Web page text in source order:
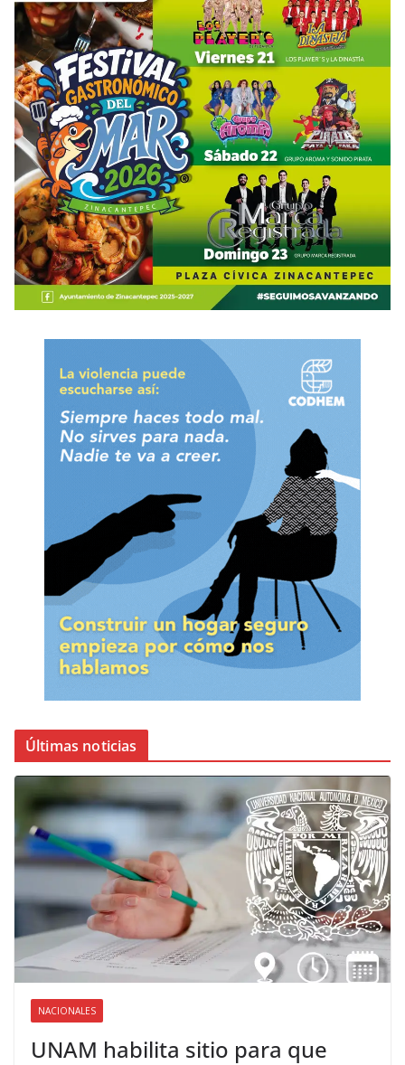
Últimas noticias
NACIONALES
UNAM habilita sitio para que